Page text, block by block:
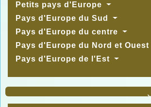
Petits pays d'Europe
Pays d'Europe du Sud
Pays d'Europe du centre
Pays d'Europe du Nord et Ouest
Pays d'Europe de l'Est